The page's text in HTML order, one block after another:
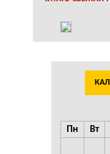
Пн
Вт